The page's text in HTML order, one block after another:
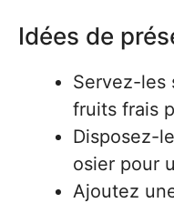
Idées de
Servez-les
fruits frais
Disposez-
osier pour
Ajoutez